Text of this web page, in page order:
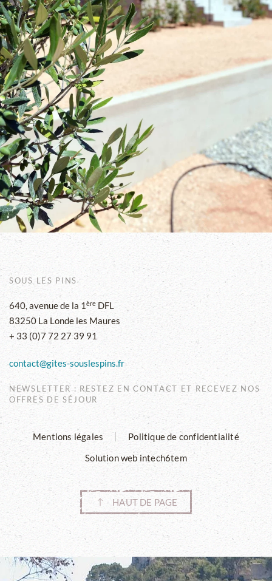
SOUS LES PINS
640, avenue de la 1 ère DFL
83250 La Londe les Maures
+ 33 (0)7 72 27 39 91
contact@gites-souslespins.fr
NEWSLETTER : RESTEZ EN CONTACT ET RECEVEZ NOS
OFFRES DE SÉJOUR
Mentions légales
Politique de confidentialité
Solution web intech6tem
HAUT DE PAGE